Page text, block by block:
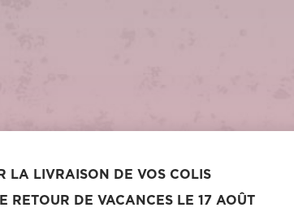
INTERVIEW
A la rencontre de Nutri-Bay
LA LIVRAISON DE VOS COLIS
RETOUR DE VACANCES LE 17 AOÛT